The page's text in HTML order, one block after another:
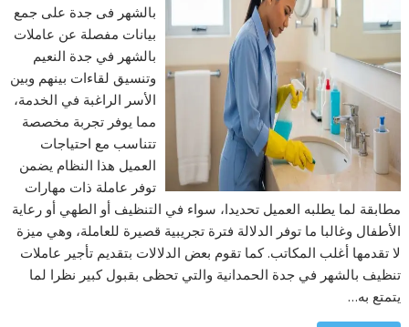
بالشهر فى جدة على جمع
بيانات مفصلة عن عاملات
بالشهر في جدة النعيم
وتنسيق لقاءات بينهم وبين
الأسر الراغبة في الخدمة،
مما يوفر تجربة مخصصة
تتناسب مع احتياجات
العميل هذا النظام يضمن
توفر عاملة ذات مهارات
مطابقة لما يطلبه العميل تحديدا، سواء في التنظيف أو الطهي أو رعاية
الأطفال وغالبا ما توفر الدلالة فترة تجريبية قصيرة للعاملة، وهي ميزة
لا تقدمها أغلب المكاتب. كما تقوم بعض الدلالات بتقديم تأجير عاملات
تنظيف بالشهر في جدة الحمدانية والتي تحظى بقبول كبير نظرا لما
يتمتع به…